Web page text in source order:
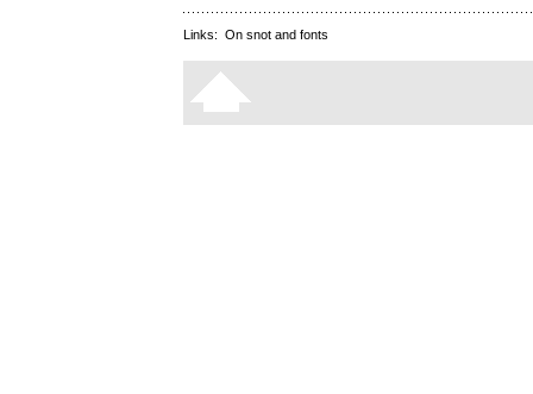
Links: On snot and fonts